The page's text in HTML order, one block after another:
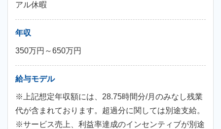
アル休暇
年収
350万円～650万円
給与モデル
※上記想定年収額には、28.75時間分/月のみなし残業
代が含まれております。超過分に関しては別途支給。
※サービス売上、利益率達成のインセンティブが別途